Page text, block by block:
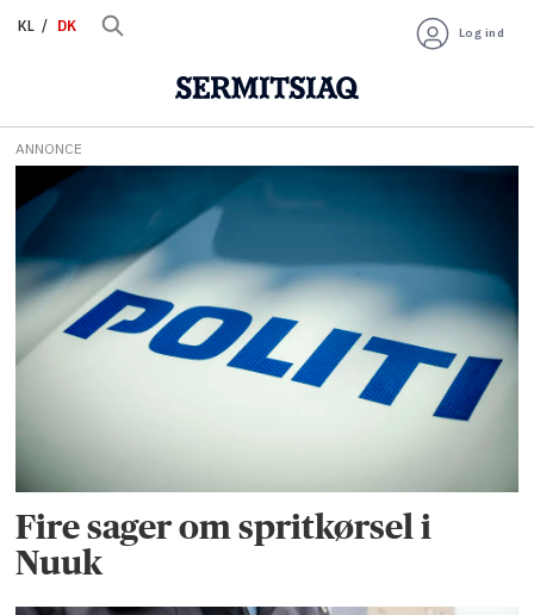
KL DK Log ind
Tag:
voldsepisode
ANNONCE
Fire sager om spritkørsel i
Nuuk